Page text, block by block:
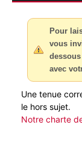
Pour
vous
avec
Une tenue
le hors sujet.
Notre charte